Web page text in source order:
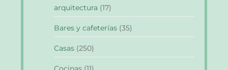
arquitectura (17)
Bares y cafeterías (35)
Casas (250)
Cocinas (11)